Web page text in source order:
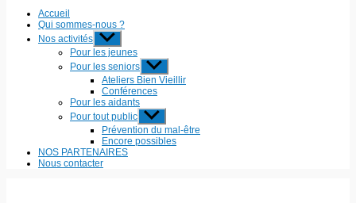
Accueil
Qui sommes-nous ?
Nos activités
Pour les jeunes
Pour les seniors
Ateliers Bien Vieillir
Conférences
Pour les aidants
Pour tout public
Prévention du mal-être
Encore possibles
NOS PARTENAIRES
Nous contacter